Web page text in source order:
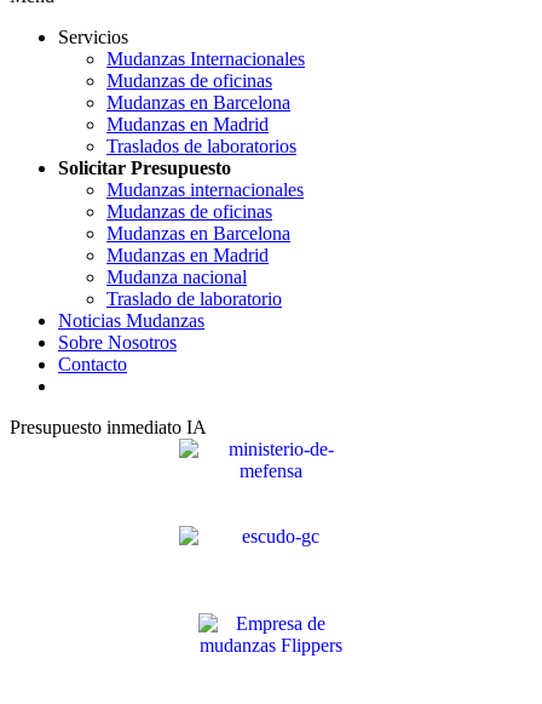
Servicios
Mudanzas Internacionales
Mudanzas de oficinas
Mudanzas en Barcelona
Mudanzas en Madrid
Traslados de laboratorios
Solicitar Presupuesto
Mudanzas internacionales
Mudanzas de oficinas
Mudanzas en Barcelona
Mudanzas en Madrid
Mudanza nacional
Traslado de laboratorio
Noticias Mudanzas
Sobre Nosotros
Contacto
Presupuesto inmediato IA